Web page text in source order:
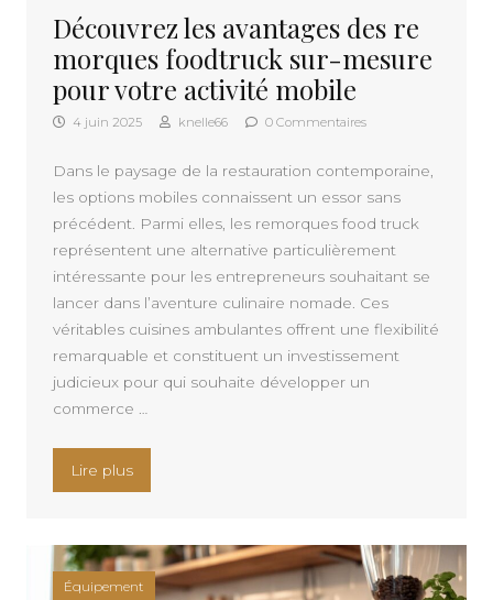
Découvrez les avantages des re
morques foodtruck sur-mesure
pour votre activité mobile
4 juin 2025 knelle66 0 Commentaires
Dans le paysage de la restauration contemporaine,
les options mobiles connaissent un essor sans
précédent. Parmi elles, les remorques food truck
représentent une alternative particulièrement
intéressante pour les entrepreneurs souhaitant se
lancer dans l’aventure culinaire nomade. Ces
véritables cuisines ambulantes offrent une flexibilité
remarquable et constituent un investissement
judicieux pour qui souhaite développer un
commerce …
Lire plus« Découvrez les avantages des remorques
Équipement